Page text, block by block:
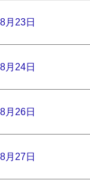
8月23日
8月24日
8月26日
8月27日